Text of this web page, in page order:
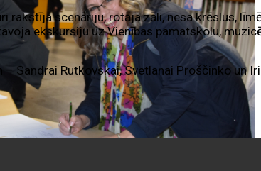
rakstīja scenāriju, rotāja zāli, nesa krēslus,
ekskursiju uz Vienības pamatskolu,
Sandrai Rutkovskai, Svetlanai Proščinko un